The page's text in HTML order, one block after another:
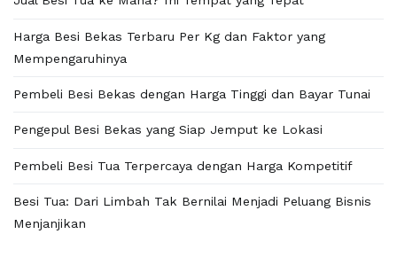
Harga Besi Bekas Terbaru Per Kg dan Faktor yang
Mempengaruhinya
Pembeli Besi Bekas dengan Harga Tinggi dan Bayar Tunai
Pengepul Besi Bekas yang Siap Jemput ke Lokasi
Pembeli Besi Tua Terpercaya dengan Harga Kompetitif
Besi Tua: Dari Limbah Tak Bernilai Menjadi Peluang Bisnis
Menjanjikan